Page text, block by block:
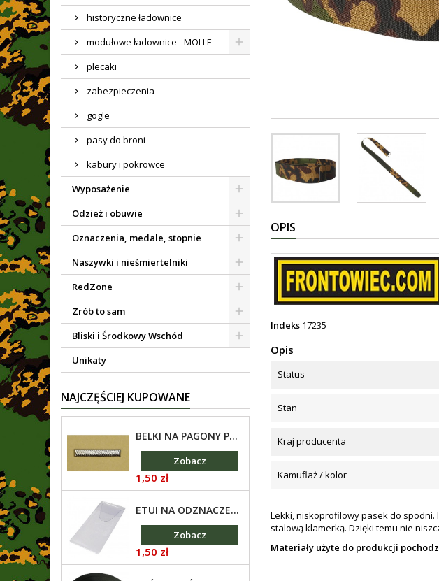
historyczne ładownice
modułowe ładownice - MOLLE
plecaki
zabezpieczenia
gogle
pasy do broni
kabury i pokrowce
Wyposażenie
Odzież i obuwie
Oznaczenia, medale, stopnie
Naszywki i nieśmiertelniki
RedZone
Zrób to sam
Bliski i Środkowy Wschód
Unikaty
NAJCZĘŚCIEJ KUPOWANE
BELKI NA PAGONY PODOFICERÓW, NIKLOWANE
Zobacz
Cena
1,50 zł
ETUI NA ODZNACZENIE
Zobacz
Cena
1,50 zł
OPIS
Indeks 17235
Opis
Status
Stan
Kraj producenta
Kamuflaż / kolor
Lekki, niskoprofilowy pasek do spodni.
stalową klamerką. Dzięki temu nie
Materiały użyte do produkcji